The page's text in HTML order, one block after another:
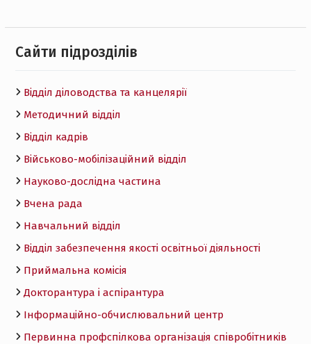
Cайти підрозділів
Відділ діловодства та канцелярії
Методичний відділ
Відділ кадрів
Військово-мобілізаційний відділ
Науково-дослідна частина
Вчена рада
Навчальний відділ
Відділ забезпечення якості освітньої діяльності
Приймальна комісія
Докторантура і аспірантура
Інформаційно-обчислювальний центр
Первинна профспілкова організація співробітників